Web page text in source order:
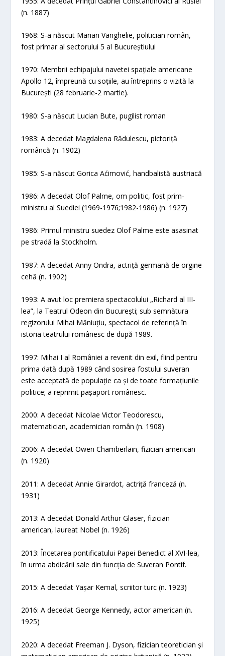
(n. 1887)
1968: S-a născut Marian Vanghelie, politician român,
fost primar al sectorului 5 al Bucureștiului
1970: Membrii echipajului navetei spațiale americane
Apollo 12, împreună cu soțiile, au întreprins o vizită la
București (28 februarie-2 martie).
1980: S-a născut Lucian Bute, pugilist roman
1983: A decedat Magdalena Rădulescu, pictoriță
româncă (n. 1902)
1985: S-a născut Gorica Aćimović, handbalistă austriacă
1986: A decedat Olof Palme, om politic, fost prim-
ministru al Suediei (1969-1976;1982-1986) (n. 1927)
1986: Primul ministru suedez Olof Palme este asasinat
pe stradă la Stockholm.
1987: A decedat Anny Ondra, actriță germană de orgine
cehă (n. 1902)
1993: A avut loc premiera spectacolului „Richard al III-
lea”, la Teatrul Odeon din București; sub semnătura
regizorului Mihai Măniuțiu, spectacol de referință în
istoria teatrului românesc de după 1989.
1997: Mihai I al României a revenit din exil, fiind pentru
prima dată după 1989 când sosirea fostului suveran
este acceptată de populație ca și de toate formațiunile
politice; a reprimit pașaport românesc.
2000: A decedat Nicolae Victor Teodorescu,
matematician, academician român (n. 1908)
2006: A decedat Owen Chamberlain, fizician american
(n. 1920)
2011: A decedat Annie Girardot, actriță franceză (n.
1931)
2013: A decedat Donald Arthur Glaser, fizician
american, laureat Nobel (n. 1926)
2013: Încetarea pontificatului Papei Benedict al XVI-lea,
în urma abdicării sale din funcția de Suveran Pontif.
2015: A decedat Yașar Kemal, scriitor turc (n. 1923)
2016: A decedat George Kennedy, actor american (n.
1925)
2020: A decedat Freeman J. Dyson, fizician teoretician și